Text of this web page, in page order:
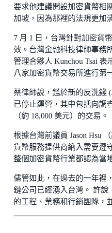
要求他建議開設加密貨幣相
加坡，因為那裡的法規更加
7 月 1 日，台灣針對加密貨
效。台灣金融科技律師事務
管理合夥人 Kunchou Tsai
八家加密貨幣交易所進行第
蔡律師說，鑑於新的反洗錢
已停止運營，其中包括向調
（約 18,000 美元）的交易。
根據台灣前議員 Jason Hsu
貨幣服務提供商納入需要遵
整個加密貨幣行業都認為當
儘管如此，在過去的一年裡
鏈公司已經湧入台灣。 許
的工程、業務和行銷團隊，